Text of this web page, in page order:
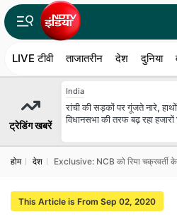
LIVE टीवी ताजातरीन देश दुनिया
ट्रेडिंग खबरें
India
रांची की सड़कों पर गूंजते नारे,
विधानसभा की तरफ बढ़ रहा
होम देश Exclusive: NCB को रिया चक्रवर्ती
This Article is From Sep 02, 2020